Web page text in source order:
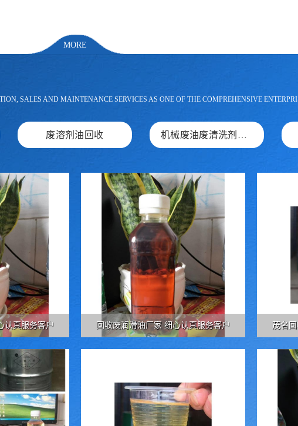
MORE
SALES AND MAINTENANCE SERVICES AS ONE OF THE COMPREHENSIVE
废溶剂油回收 机械废油废清洗剂回收
认真服务客户 回收废润滑油厂家 细心认真服务客户 茂名